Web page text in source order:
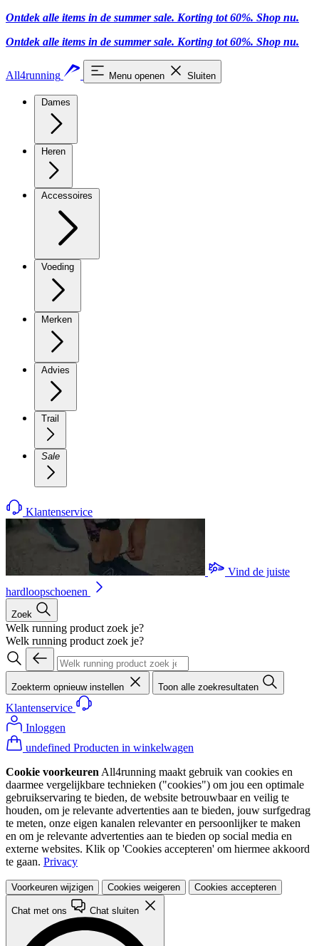
Ontdek alle items in de summer sale. Korting tot 60%. Shop nu.
Ontdek alle items in de summer sale. Korting tot 60%. Shop nu.
All4running Menu openen Sluiten
Dames
Heren
Accessoires
Voeding
Merken
Advies
Trail
Sale
Klantenservice
Vind de juiste
hardloopschoenen
Zoek
Welk running product zoek je?
Welk running product zoek je?
Zoekterm opnieuw instellen Toon alle zoekresultaten
Klantenservice
Inloggen
undefined Producten in winkelwagen
Cookie voorkeuren All4running maakt gebruik van cookies en
daarmee vergelijkbare technieken ("cookies") om jou een optimale
gebruikservaring te bieden, de website betrouwbaar en veilig te
houden, om je relevante advertenties aan te bieden, jouw surfgedrag
te meten, onze eigen kanalen relevanter en persoonlijker te maken
en om je relevante advertenties aan te bieden op social media en
externe websites. Klik op 'Cookies accepteren' om hiermee akkoord
te gaan. Privacy
Voorkeuren wijzigen Cookies weigeren Cookies accepteren
Chat met ons Chat sluiten